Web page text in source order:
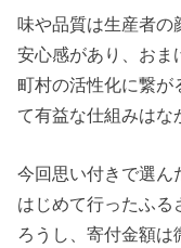
味や品質は生産者の
安心感があり、おま
町村の活性化に繋が
て有益な仕組みはな
今回思い付きで選ん
はじめて行ったふる
ろうし、寄付金額は